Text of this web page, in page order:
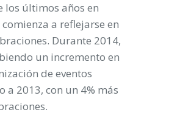
los últimos años en
comienza a reflejarse en
Durante 2014,
un incremento en
de eventos
a 2013, con un 4% más